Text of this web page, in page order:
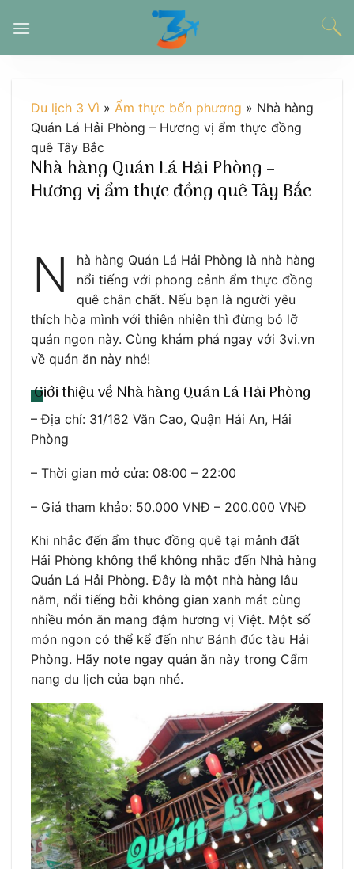
đến
Du lịch 3 Vì » Ẩm thực bốn phương » Nhà hàng
Quán Lá Hải Phòng – Hương vị ẩm thực đồng
quê Tây Bắc
Nhà hàng Quán Lá Hải Phòng –
Hương vị ẩm thực đồng quê Tây Bắc
N
hà hàng Quán Lá Hải Phòng là nhà hàng
nổi tiếng với phong cảnh ẩm thực đồng
quê chân chất. Nếu bạn là người yêu
thích hòa mình với thiên nhiên thì đừng bỏ lỡ
quán ngon này. Cùng khám phá ngay với 3vi.vn
về quán ăn này nhé!
Giới thiệu về Nhà hàng Quán Lá Hải Phòng
– Địa chỉ: 31/182 Văn Cao, Quận Hải An, Hải
Phòng
– Thời gian mở cửa: 08:00 – 22:00
– Giá tham khảo: 50.000 VNĐ – 200.000 VNĐ
Khi nhắc đến ẩm thực đồng quê tại mảnh đất
Hải Phòng không thể không nhắc đến Nhà hàng
Quán Lá Hải Phòng. Đây là một nhà hàng lâu
năm, nổi tiếng bởi không gian xanh mát cùng
nhiều món ăn mang đậm hương vị Việt. Một số
món ngon có thể kể đến như Bánh đúc tàu Hải
Phòng. Hãy note ngay quán ăn này trong Cẩm
nang du lịch của bạn nhé.